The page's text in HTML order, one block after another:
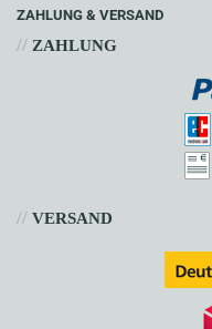
ZAHLUNG & VERSAND
// ZAHLUNG
// VERSAND